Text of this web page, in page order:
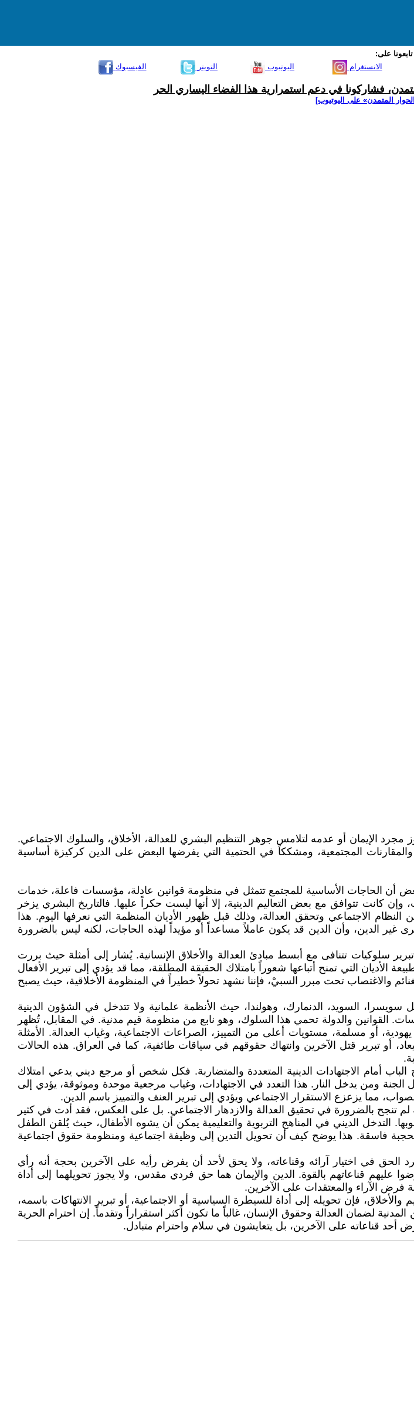
تابعونا على:
الفيسبوك
التويتر اليوتيوب الانستغرام
فشاركونا في دعم استمرارية هذا الفضاء اليساري الحر
المتمدن» على اليوتيوب]
الإيمان أو عدمه لتلامس جوهر التنظيم البشري للعدالة، الأخلاق، والسلوك الاجتماعي.
والمقارنات المجتمعية، ومشككاً في الحتمية التي يفرضها البعض على الدين كركيزة أساسية
أن الحاجات الأساسية للمجتمع تتمثل في منظومة قوانين عادلة، مؤسسات فاعلة، خدمات
كانت تتوافق مع بعض التعاليم الدينية، إلا أنها ليست حكراً عليها. فالتاريخ البشري يزخر
الاجتماعي وتحقق العدالة، وذلك قبل ظهور الأديان المنظمة التي نعرفها اليوم. هذا
غير الدين، وأن الدين قد يكون عاملاً مساعداً أو مؤيداً لهذه الحاجات، لكنه ليس بالضرورة
سلوكيات تتنافى مع أبسط مبادئ العدالة والأخلاق الإنسانية. يُشار إلى أمثلة حيث بررت
الأديان التي تمنح أتباعها شعوراً بامتلاك الحقيقة المطلقة، مما قد يؤدي إلى تبرير الأفعال
والاغتصاب تحت مبرر السبيْ، فإننا نشهد تحولاً خطيراً في المنظومة الأخلاقية، حيث يصبح
السويد، الدنمارك، وهولندا، حيث الأنظمة علمانية ولا تتدخل في الشؤون الدينية
القوانين والدولة تحمي هذا السلوك، وهو نابع من منظومة قيم مدنية. في المقابل، تُظهر
أو مسلمة، مستويات أعلى من التمييز، الصراعات الاجتماعية، وغياب العدالة. الأمثلة
أو تبرير قتل الآخرين وانتهاك حقوقهم في سياقات طائفية، كما في العراق. هذه الحالات
أمام الاجتهادات الدينية المتعددة والمتضاربة. فكل شخص أو مرجع ديني يدعي امتلاك
ومن يدخل النار. هذا التعدد في الاجتهادات، وغياب مرجعية موحدة وموثوقة، يؤدي إلى
مما يزعزع الاستقرار الاجتماعي ويؤدي إلى تبرير العنف والتمييز باسم الدين.
لم تنجح بالضرورة في تحقيق العدالة والازدهار الاجتماعي. بل على العكس، فقد أدت في كثير
الديني في المناهج التربوية والتعليمية يمكن أن يشوه الأطفال، حيث يُلقن الطفل
فاسقة. هذا يوضح كيف أن تحويل التدين إلى وظيفة اجتماعية ومنظومة حقوق اجتماعية
الحق في اختيار آرائه وقناعاته، ولا يحق لأحد أن يفرض رأيه على الآخرين بحجة أنه رأي
عليهم قناعاتهم بالقوة. الدين والإيمان هما حق فردي مقدس، ولا يجوز تحويلهما إلى أداة
فرض الآراء والمعتقدات على الآخرين.
فإن تحويله إلى أداة للسيطرة السياسية أو الاجتماعية، أو تبرير الانتهاكات باسمه،
لضمان العدالة وحقوق الإنسان، غالباً ما تكون أكثر استقراراً وتقدماً. إن احترام الحرية
أحد قناعاته على الآخرين، بل يتعايشون في سلام واحترام متبادل.